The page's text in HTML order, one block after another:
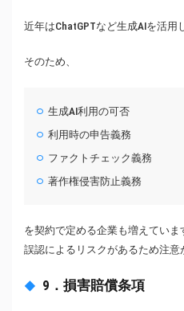
近年はChatGPTなど生成AIを活用
そのため、
生成AI利用の可否
利用時の申告義務
ファクトチェック義務
著作権侵害防止義務
を契約で定める企業も増えてい
誤認によるリスクがあるため注意
9．損害賠償条項